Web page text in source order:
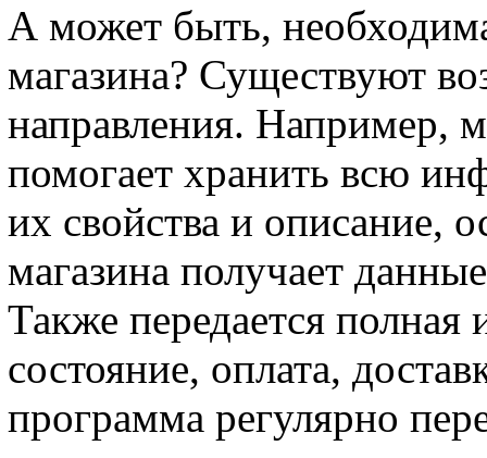
А может быть,
магазина? Существуют
направления. Например,
помогает хранить всю
их свойства и описание,
магазина получает
Также передается полная
состояние, оплата,
программа регулярно